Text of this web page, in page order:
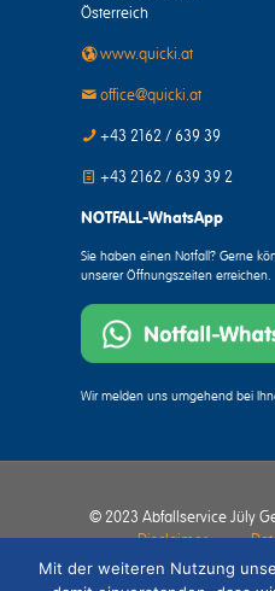
Österreich
www.quicki.at
office@quicki.at
+43 2162 / 639 39
+43 2162 / 639 39 2
NOTFALL-WhatsApp
Sie haben einen Notfall? Gerne
unserer Öffnungszeiten erreichen.
Wir melden uns umgehend bei
© 2023 Abfallservice
Disclaimer
Mit der weiteren Nutzung